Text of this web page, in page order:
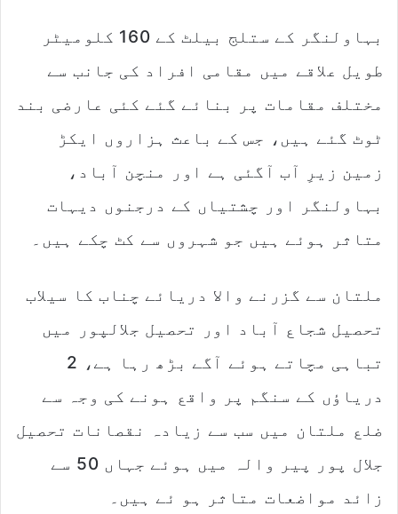
بہاولنگر کے ستلج بیلٹ کے 160 کلومیٹر
طویل علاقے میں مقامی افراد کی جانب سے
مختلف مقامات پر بنائے گئے کئی عارضی بند
ٹوٹ گئے ہیں، جس کے باعث ہزاروں ایکڑ
زمین زیرِ آب آگئی ہے اور منچن آباد،
بہاولنگر اور چشتیاں کے درجنوں دیہات
متاثر ہوئے ہیں جو شہروں سے کٹ چکے ہیں۔
ملتان سے گزرنے والا دریائے چناب کا سیلاب
تحصیل شجاع آباد اور تحصیل جلالپور میں
تباہی مچاتے ہوئے آگے بڑھ رہا ہے، 2
دریاؤں کے سنگم پر واقع ہونے کی وجہ سے
ضلع ملتان میں سب سے زیادہ نقصانات تحصیل
جلال پور پیر والہ میں ہوئے جہاں 50 سے
زائد مواضعات متاثر ہو ئے ہیں۔